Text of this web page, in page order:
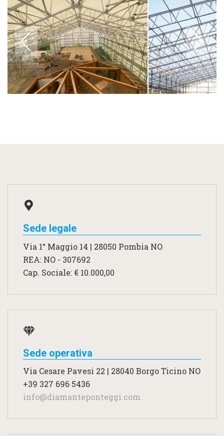
Sede legale
Via 1° Maggio 14 | 28050 Pombia NO
REA: NO - 307692
Cap. Sociale: € 10.000,00
Sede operativa
Via Cesare Pavesi 22 | 28040 Borgo Ticino NO
+39 327 696 5436
info@diamanteponteggi.com